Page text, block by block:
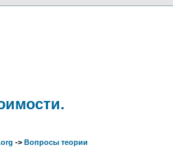
-> Вопросы теории